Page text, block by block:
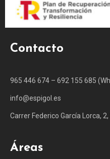
Contacto
965 446 674 – 692 155 685
info@espigol.es
Carrer Federico García Lorca,
Áreas